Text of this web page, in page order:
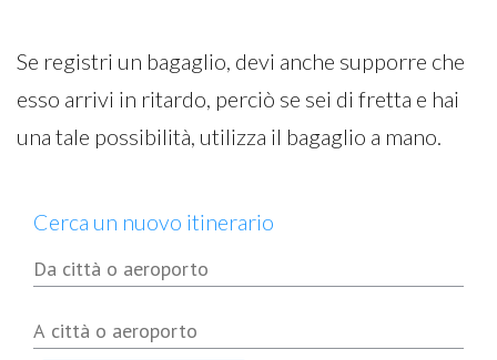
Se registri un bagaglio, devi anche supporre che
esso arrivi in ritardo, perciò se sei di fretta e hai
una tale possibilità, utilizza il bagaglio a mano.
Cerca un nuovo itinerario